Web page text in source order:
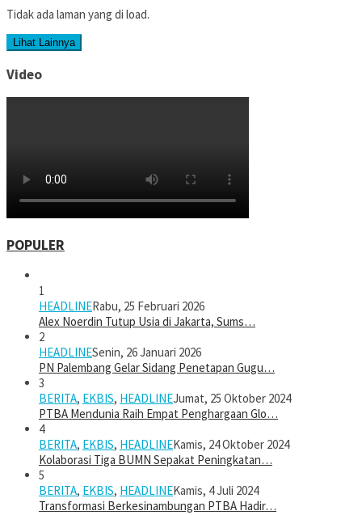
Tidak ada laman yang di load.
Lihat Lainnya
Video
POPULER
1
HEADLINERabu, 25 Februari 2026
Alex Noerdin Tutup Usia di Jakarta, Sums…
2
HEADLINESenin, 26 Januari 2026
PN Palembang Gelar Sidang Penetapan Gugu…
3
BERITA, EKBIS, HEADLINEJumat, 25 Oktober 2024
PTBA Mendunia Raih Empat Penghargaan Glo…
4
BERITA, EKBIS, HEADLINEKamis, 24 Oktober 2024
Kolaborasi Tiga BUMN Sepakat Peningkatan…
5
BERITA, EKBIS, HEADLINEKamis, 4 Juli 2024
Transformasi Berkesinambungan PTBA Hadir…